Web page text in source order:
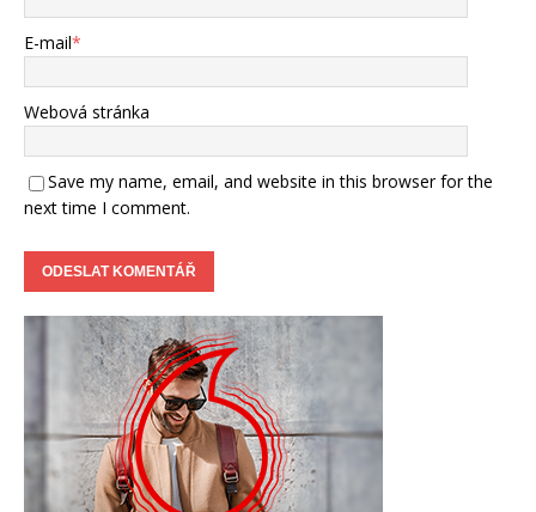
E-mail*
Webová stránka
Save my name, email, and website in this browser for the
next time I comment.